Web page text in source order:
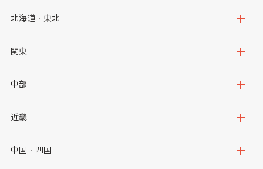
北海道・東北
北海道
岩手県
秋田県
関東
茨城県
群馬県
千葉県
中部
新潟県
石川県
近畿
大阪府
中国・四国